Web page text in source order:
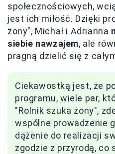
społecznościowych,
jest ich miłość. Dzięki
żony", Michał i Adrianna
siebie nawzajem, ale
pragną dzielić się z
Ciekawostką jest, że
programu, wiele par,
"Rolnik szuka żony",
wspólne prowadzenie
dążenie do realizacji
zgodzie z przyrodą, co